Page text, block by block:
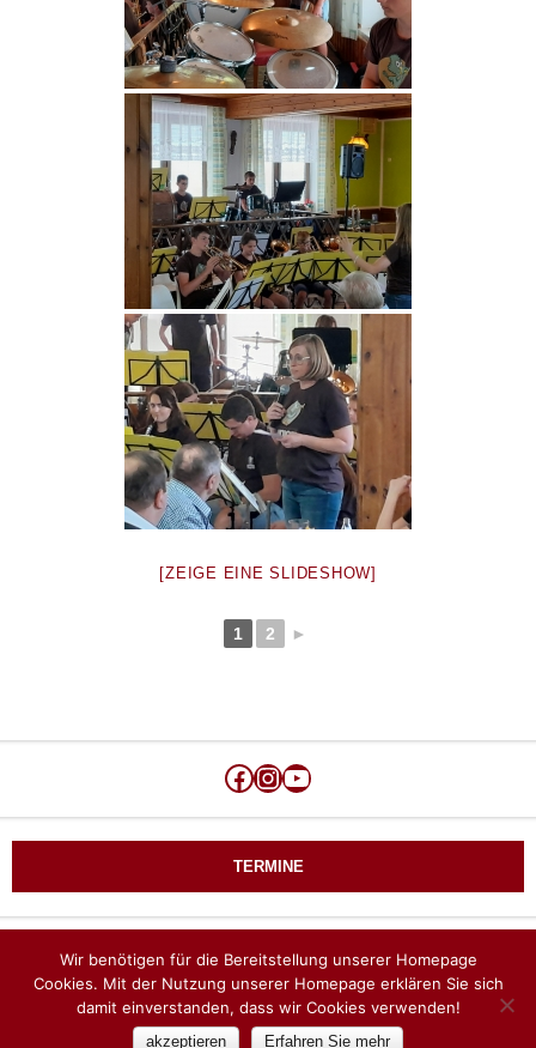
[ZEIGE EINE SLIDESHOW]
1 2 ►
Facebook
Instagram
YouTube
TERMINE
Keine aktuellen Termine
© Copyright 2018 Marktmusik Eberschwang |Impressum|Datenschutz
Wir benötigen für die Bereitstellung unserer Homepage
Cookies. Mit der Nutzung unserer Homepage erklären Sie sich
damit einverstanden, dass wir Cookies verwenden!
akzeptieren Erfahren Sie mehr